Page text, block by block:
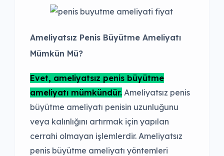
Ameliyatsız Penis Büyütme Ameliyatı
Mümkün Mü?
Evet, ameliyatsız penis büyütme
ameliyatı mümkündür. Ameliyatsız penis
büyütme ameliyatı penisin uzunluğunu
veya kalınlığını artırmak için yapılan
cerrahi olmayan işlemlerdir. Ameliyatsız
penis büyütme ameliyatı yöntemleri